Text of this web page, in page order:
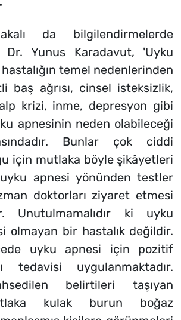
da bilgilendirmelerde
Dr. Yunus Karadavut, 'Uyku
temel nedenlerinden
baş ağrısı, cinsel isteksizlik,
krizi, inme, depresyon gibi
apnesinin neden olabileceği
Bunlar çok ciddi
için mutlaka böyle şikâyetleri
apnesi yönünden testler
doktorları ziyaret etmesi
Unutulmamalıdır ki uyku
olmayan bir hastalık değildir.
uyku apnesi için pozitif
tedavisi uygulanmaktadır.
belirtileri taşıyan
kulak burun boğaz